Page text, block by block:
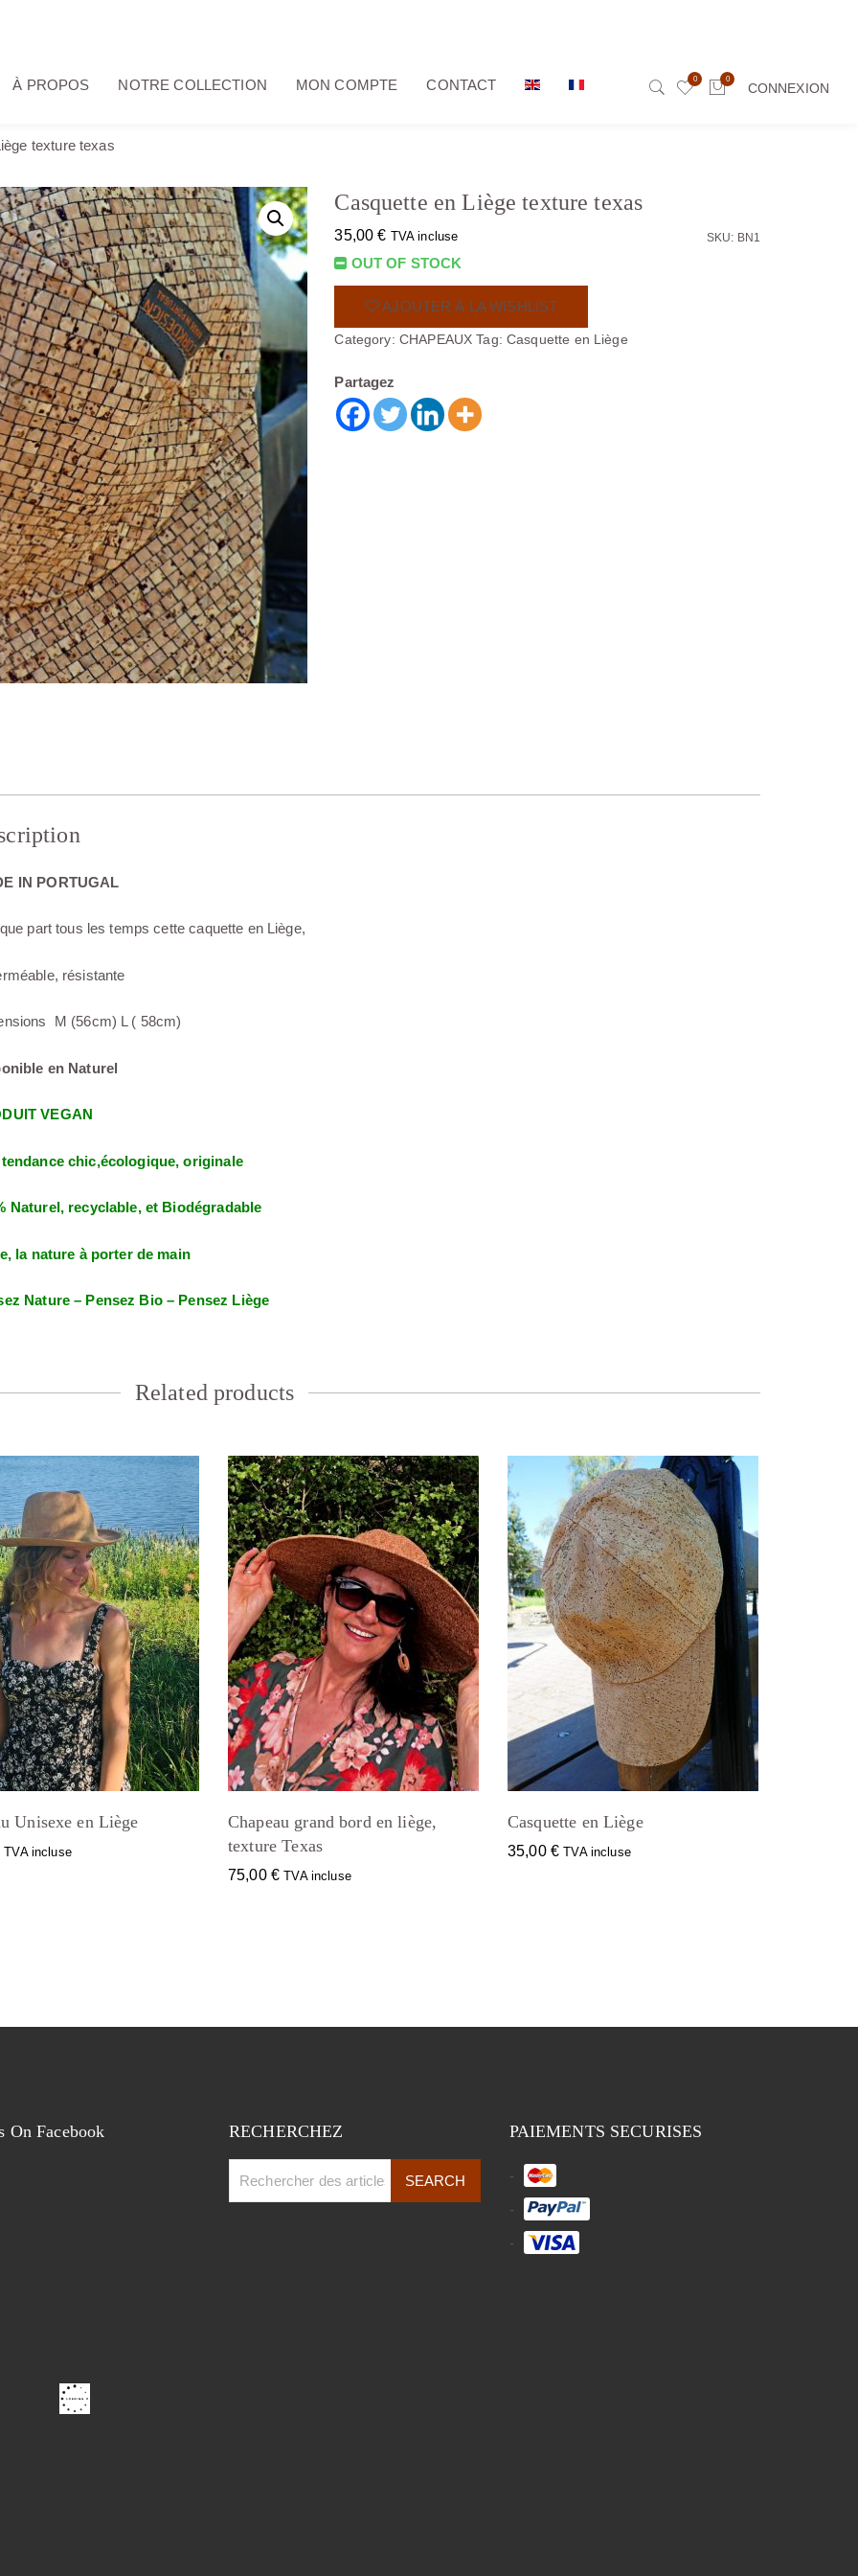
À PROPOS NOTRE COLLECTION MON COMPTE CONTACT 0 0
CONNEXION
texture texas
Casquette en Liège texture texas
SKU: BN1
35,00€ TVA incluse
OUT OF STOCK
AJOUTER À LA WISHLIST
Category: CHAPEAUX Tag:Casquette en Liège
Partagez
IN PORTUGAL
part tous les temps cette caquette en Liège,
résistante
M (56cm) L ( 58cm)
en Naturel
VEGAN
chic,écologique, originale
Naturel, recyclable, et Biodégradable
la nature à porter de main
Nature – Pensez Bio – Pensez Liège
Related products
Unisexe en Liège
TVA incluse
Chapeau grand bord en liège,
texture Texas
75,00 € TVA incluse
Casquette en Liège
35,00 € TVA incluse
On Facebook RECHERCHEZ PAIEMENTS SECURISES